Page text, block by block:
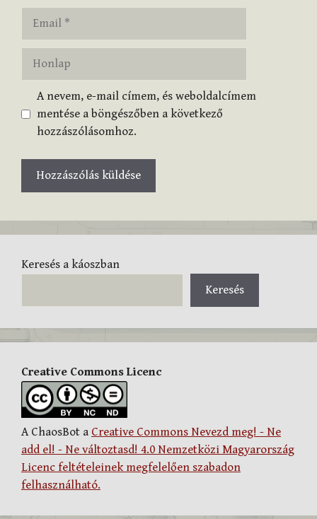
Honlap
A nevem, e-mail címem, és weboldalcímem
mentése a böngészőben a következő
hozzászólásomhoz.
Keresés a káoszban
Keresés
Creative Commons Licenc
A ChaosBot a Creative Commons Nevezd meg! - Ne
add el! - Ne változtasd! 4.0 Nemzetközi Magyarország
Licenc feltételeinek megfelelően szabadon
felhasználható.